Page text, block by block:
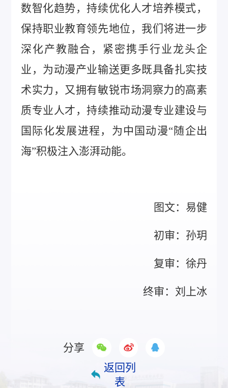
数智化趋势，持续优化人才培养模式，
保持职业教育领先地位，我们将进一步
深化产教融合，紧密携手行业龙头企
业，为动漫产业输送更多既具备扎实技
术实力，又拥有敏锐市场洞察力的高素
质专业人才，持续推动动漫专业建设与
国际化发展进程，为中国动漫“随企出
海”积极注入澎湃动能。
图文：易健
初审：孙玥
复审：徐丹
终审：刘上冰
分享
返回列
表